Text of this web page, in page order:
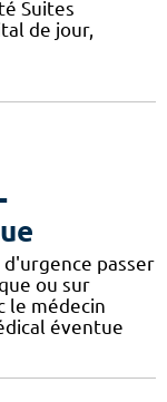
Suites
de jour,
d'urgence passer
ou sur
le médecin
éventue